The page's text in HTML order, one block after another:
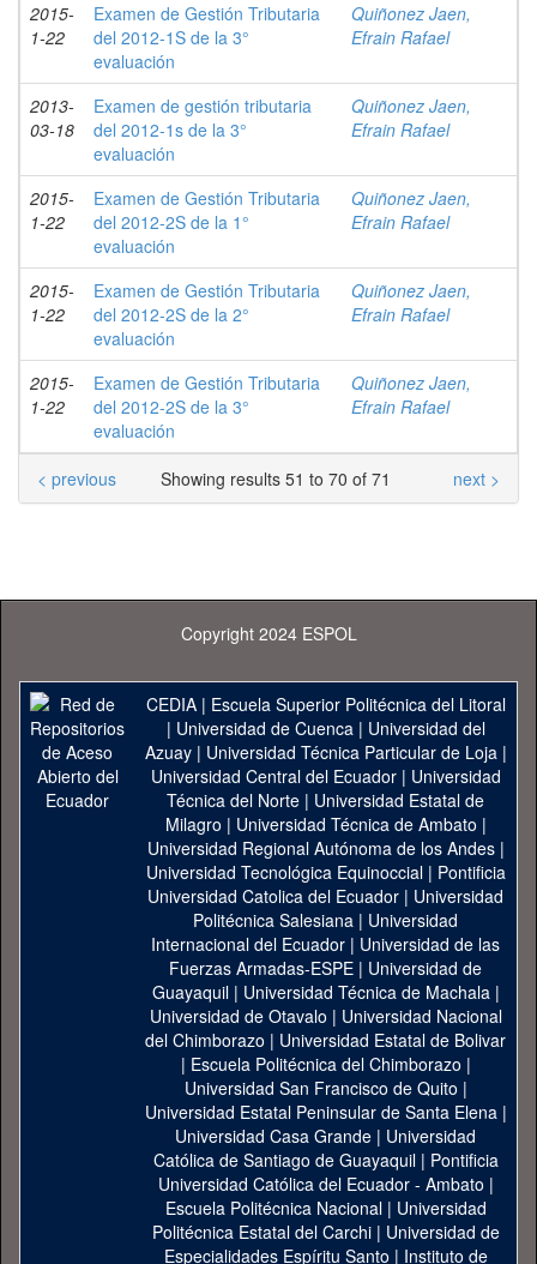
2015-
1-22
Examen de Gestión Tributaria
del 2012-1S de la 3°
evaluación
Quiñonez Jaen,
Efrain Rafael
2013-
03-18
Examen de gestión tributaria
del 2012-1s de la 3°
evaluación
Quiñonez Jaen,
Efrain Rafael
2015-
1-22
Examen de Gestión Tributaria
del 2012-2S de la 1°
evaluación
Quiñonez Jaen,
Efrain Rafael
2015-
1-22
Examen de Gestión Tributaria
del 2012-2S de la 2°
evaluación
Quiñonez Jaen,
Efrain Rafael
2015-
1-22
Examen de Gestión Tributaria
del 2012-2S de la 3°
evaluación
Quiñonez Jaen,
Efrain Rafael
Showing results 51 to 70 of 71
< previous next >
Copyright 2024 ESPOL
CEDIA| Escuela Superior Politécnica del Litoral
| Universidad de Cuenca| Universidad del
Azuay| Universidad Técnica Particular de Loja|
Universidad Central del Ecuador| Universidad
Técnica del Norte | Universidad Estatal de
Milagro | Universidad Técnica de Ambato |
Universidad Regional Autónoma de los Andes|
Universidad Tecnológica Equinoccial| Pontificia
Universidad Catolica del Ecuador | Universidad
Politécnica Salesiana | Universidad
Internacional del Ecuador | Universidad de las
Fuerzas Armadas-ESPE | Universidad de
Guayaquil| Universidad Técnica de Machala|
Universidad de Otavalo | Universidad Nacional
del Chimborazo | Universidad Estatal de Bolivar
| Escuela Politécnica del Chimborazo |
Universidad San Francisco de Quito |
Universidad Estatal Peninsular de Santa Elena|
Universidad Casa Grande | Universidad
Católica de Santiago de Guayaquil| Pontificia
Universidad Católica del Ecuador - Ambato |
Escuela Politécnica Nacional| Universidad
Politécnica Estatal del Carchi| Universidad de
Especialidades Espíritu Santo | Instituto de